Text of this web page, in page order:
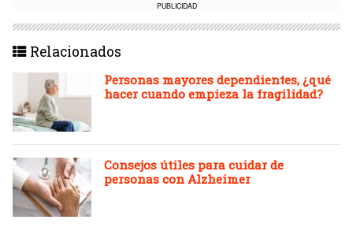
PUBLICIDAD
Relacionados
Personas mayores dependientes, ¿qué
hacer cuando empieza la fragilidad?
Consejos útiles para cuidar de
personas con Alzheimer